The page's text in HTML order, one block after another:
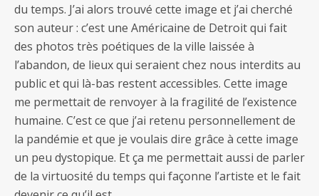
du temps. J’ai alors trouvé cette image et j’ai cherché
son auteur : c’est une Américaine de Detroit qui fait
des photos très poétiques de la ville laissée à
l’abandon, de lieux qui seraient chez nous interdits au
public et qui là-bas restent accessibles. Cette image
me permettait de renvoyer à la fragilité de l’existence
humaine. C’est ce que j’ai retenu personnellement de
la pandémie et que je voulais dire grâce à cette image
un peu dystopique. Et ça me permettait aussi de parler
de la virtuosité du temps qui façonne l’artiste et le fait